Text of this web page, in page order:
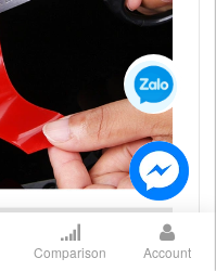
Comparison Account